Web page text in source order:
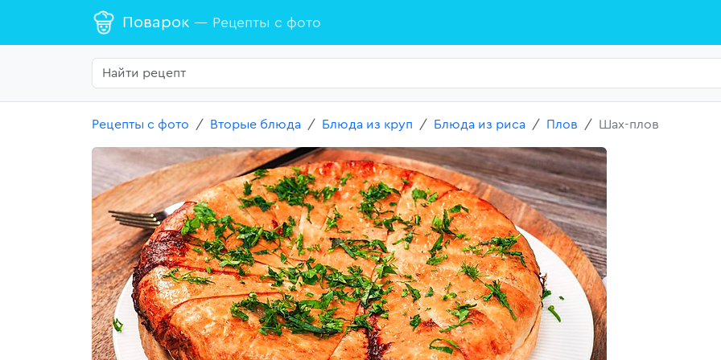
Поварок — Рецепты с фото
Рецепты с фото Вторые блюда Блюда из круп Блюда из риса Плов Шах-плов